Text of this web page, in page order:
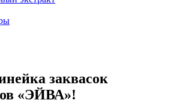
заквасок
«ЭЙВА»!